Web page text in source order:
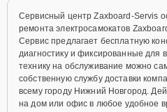
Сервисный центр Zaxboard-Servis
ремонта электросамокатов
Сервис предлагает бесплатную
диагностику и фиксированные для
технику на обслуживание можно
собственную службу доставки
всему городу Нижний Новгород.
на дом или офис в любое удобное